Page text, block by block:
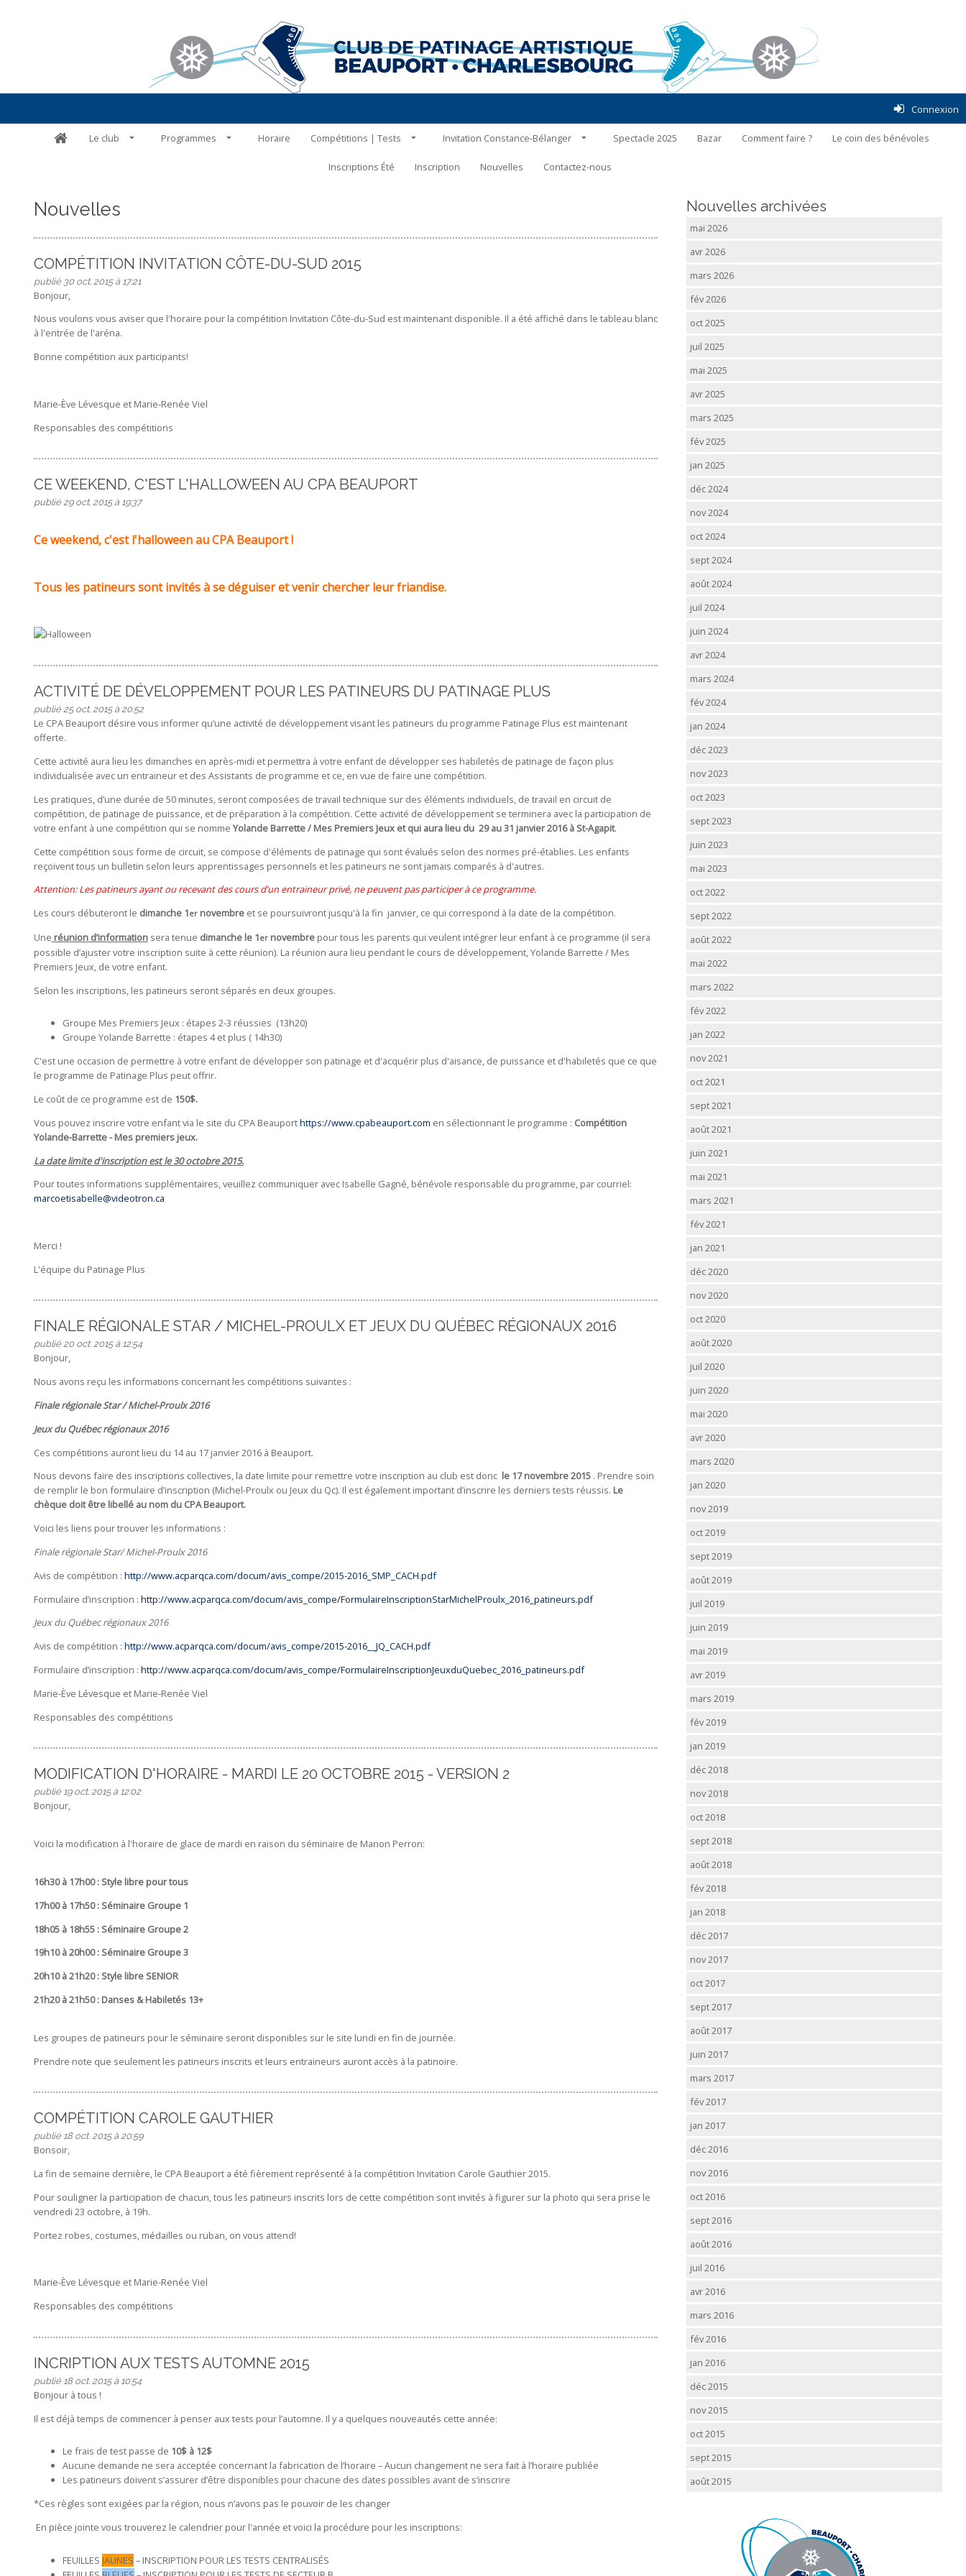
Connexion
Le club Programmes Horaire Compétitions | Tests Invitation Constance-Bélanger Spectacle 2025 Bazar Comment faire ? Le coin des bénévoles
Inscriptions Été Inscription Nouvelles Contactez-nous
Nouvelles archivées
mai 2026
avr 2026
mars 2026
fév 2026
oct 2025
juil 2025
mai 2025
avr 2025
mars 2025
fév 2025
jan 2025
déc 2024
nov 2024
oct 2024
sept 2024
août 2024
juil 2024
juin 2024
avr 2024
mars 2024
fév 2024
jan 2024
déc 2023
nov 2023
oct 2023
sept 2023
juin 2023
mai 2023
oct 2022
sept 2022
août 2022
mai 2022
mars 2022
fév 2022
jan 2022
nov 2021
oct 2021
sept 2021
août 2021
juin 2021
mai 2021
mars 2021
fév 2021
jan 2021
déc 2020
nov 2020
oct 2020
août 2020
juil 2020
juin 2020
mai 2020
avr 2020
mars 2020
jan 2020
nov 2019
oct 2019
sept 2019
août 2019
juil 2019
juin 2019
mai 2019
avr 2019
mars 2019
fév 2019
jan 2019
déc 2018
nov 2018
oct 2018
sept 2018
août 2018
fév 2018
jan 2018
déc 2017
nov 2017
oct 2017
sept 2017
août 2017
juin 2017
mars 2017
fév 2017
jan 2017
déc 2016
nov 2016
oct 2016
sept 2016
août 2016
juil 2016
avr 2016
mars 2016
fév 2016
jan 2016
déc 2015
nov 2015
oct 2015
sept 2015
août 2015
Nouvelles
COMPÉTITION INVITATION CÔTE-DU-SUD 2015
publié 30 oct. 2015 à 17:21
Bonjour,
Nous voulons vous aviser que l'horaire pour la compétition Invitation Côte-du-Sud est maintenant disponible. Il a été affiché dans le tableau blanc
à l'entrée de l'aréna.
Bonne compétition aux participants!
Marie-Ève Lévesque et Marie-Renée Viel
Responsables des compétitions
CE WEEKEND, C'EST L'HALLOWEEN AU CPA BEAUPORT
publié 29 oct. 2015 à 19:37
Ce weekend, c'est l'halloween au CPA Beauport !
Tous les patineurs sont invités à se déguiser et venir chercher leur friandise.
ACTIVITÉ DE DÉVELOPPEMENT POUR LES PATINEURS DU PATINAGE PLUS
publié 25 oct. 2015 à 20:52
Le CPA Beauport désire vous informer qu’une activité de développement visant les patineurs du programme Patinage Plus est maintenant
offerte.
Cette activité aura lieu les dimanches en après-midi et permettra à votre enfant de développer ses habiletés de patinage de façon plus
individualisée avec un entraineur et des Assistants de programme et ce, en vue de faire une compétition.
Les pratiques, d’une durée de 50 minutes, seront composées de travail technique sur des éléments individuels, de travail en circuit de
compétition, de patinage de puissance, et de préparation à la compétition. Cette activité de développement se terminera avec la participation de
votre enfant à une compétition qui se nomme Yolande Barrette / Mes Premiers Jeux et qui aura lieu du 29 au 31 janvier 2016 à St-Agapit.
Cette compétition sous forme de circuit, se compose d'éléments de patinage qui sont évalués selon des normes pré-établies. Les enfants
reçoivent tous un bulletin selon leurs apprentissages personnels et les patineurs ne sont jamais comparés à d'autres.
Attention: Les patineurs ayant ou recevant des cours d’un entraineur privé, ne peuvent pas participer à ce programme.
Les cours débuteront le dimanche 1ernovembreet se poursuivront jusqu'à la fin janvier, ce qui correspond à la date de la compétition.
Une réunion d’informationsera tenue dimanche le 1ernovembrepour tous les parents qui veulent intégrer leur enfant à ce programme (il sera
possible d’ajuster votre inscription suite à cette réunion). La réunion aura lieu pendant le cours de développement, Yolande Barrette / Mes
Premiers Jeux, de votre enfant.
Selon les inscriptions, les patineurs seront séparés en deux groupes.
Groupe Mes Premiers Jeux : étapes 2-3 réussies (13h20)
Groupe Yolande Barrette : étapes 4 et plus ( 14h30)
C'est une occasion de permettre à votre enfant de développer son patinage et d'acquérir plus d'aisance, de puissance et d'habiletés que ce que
le programme de Patinage Plus peut offrir.
Le coût de ce programme est de 150$.
Vous pouvez inscrire votre enfant via le site du CPA Beauporthttps://www.cpabeauport.com en sélectionnant le programme : Compétition
Yolande-Barrette - Mes premiers jeux.
La date limite d'inscription est le 30 octobre 2015.
Pour toutes informations supplémentaires, veuillez communiquer avec Isabelle Gagné, bénévole responsable du programme, par courriel:
marcoetisabelle@videotron.ca
Merci !
L'équipe du Patinage Plus
FINALE RÉGIONALE STAR / MICHEL-PROULX ET JEUX DU QUÉBEC RÉGIONAUX 2016
publié 20 oct. 2015 à 12:54
Bonjour,
Nous avons reçu les informations concernant les compétitions suivantes :
Finale régionale Star / Michel-Proulx 2016
Jeux du Québec régionaux 2016
Ces compétitions auront lieu du 14 au 17 janvier 2016 à Beauport.
Nous devons faire des inscriptions collectives, la date limite pour remettre votre inscription au club est donc le 17 novembre 2015. Prendre soin
de remplir le bon formulaire d’inscription (Michel-Proulx ou Jeux du Qc). Il est également important d’inscrire les derniers tests réussis. Le
chèque doit être libellé au nom du CPA Beauport.
Voici les liens pour trouver les informations :
Finale régionale Star/ Michel-Proulx 2016
Avis de compétition : http://www.acparqca.com/docum/avis_compe/2015-2016_SMP_CACH.pdf
Formulaire d’inscription : http://www.acparqca.com/docum/avis_compe/FormulaireInscriptionStarMichelProulx_2016_patineurs.pdf
Jeux du Québec régionaux 2016
Avis de compétition : http://www.acparqca.com/docum/avis_compe/2015-2016__JQ_CACH.pdf
Formulaire d’inscription : http://www.acparqca.com/docum/avis_compe/FormulaireInscriptionJeuxduQuebec_2016_patineurs.pdf
Marie-Ève Lévesque et Marie-Renée Viel
Responsables des compétitions
MODIFICATION D'HORAIRE - MARDI LE 20 OCTOBRE 2015 - VERSION 2
publié 19 oct. 2015 à 12:02
Bonjour,
Voici la modification à l'horaire de glace de mardi en raison du séminaire de Manon Perron:
16h30 à 17h00 : Style libre pour tous
17h00 à 17h50 : Séminaire Groupe 1
18h05 à 18h55 : Séminaire Groupe 2
19h10 à 20h00 : Séminaire Groupe 3
20h10 à 21h20 : Style libre SENIOR
21h20 à 21h50 : Danses & Habiletés 13+
Les groupes de patineurs pour le séminaire seront disponibles sur le site lundi en fin de journée.
Prendre note que seulement les patineurs inscrits et leurs entraineurs auront accès à la patinoire.
COMPÉTITION CAROLE GAUTHIER
publié 18 oct. 2015 à 20:59
Bonsoir,
La fin de semaine dernière, le CPA Beauport a été fièrement représenté à la compétition Invitation Carole Gauthier 2015.
Pour souligner la participation de chacun, tous les patineurs inscrits lors de cette compétition sont invités à figurer sur la photo qui sera prise le
vendredi 23 octobre, à 19h.
Portez robes, costumes, médailles ou ruban, on vous attend!
Marie-Ève Lévesque et Marie-Renée Viel
Responsables des compétitions
INCRIPTION AUX TESTS AUTOMNE 2015
publié 18 oct. 2015 à 10:54
Bonjour à tous !
Il est déjà temps de commencer à penser aux tests pour l’automne. Il y a quelques nouveautés cette année:
Le frais de test passe de 10$ à 12$
Aucune demande ne sera acceptée concernant la fabrication de l’horaire – Aucun changement ne sera fait à l’horaire publiée
Les patineurs doivent s’assurer d’être disponibles pour chacune des dates possibles avant de s’inscrire
*Ces règles sont exigées par la région, nous n’avons pas le pouvoir de les changer
En pièce jointe vous trouverez le calendrier pour l'année et voici la procédure pour les inscriptions:
FEUILLES JAUNES – INSCRIPTION POUR LES TESTS CENTRALISÉS